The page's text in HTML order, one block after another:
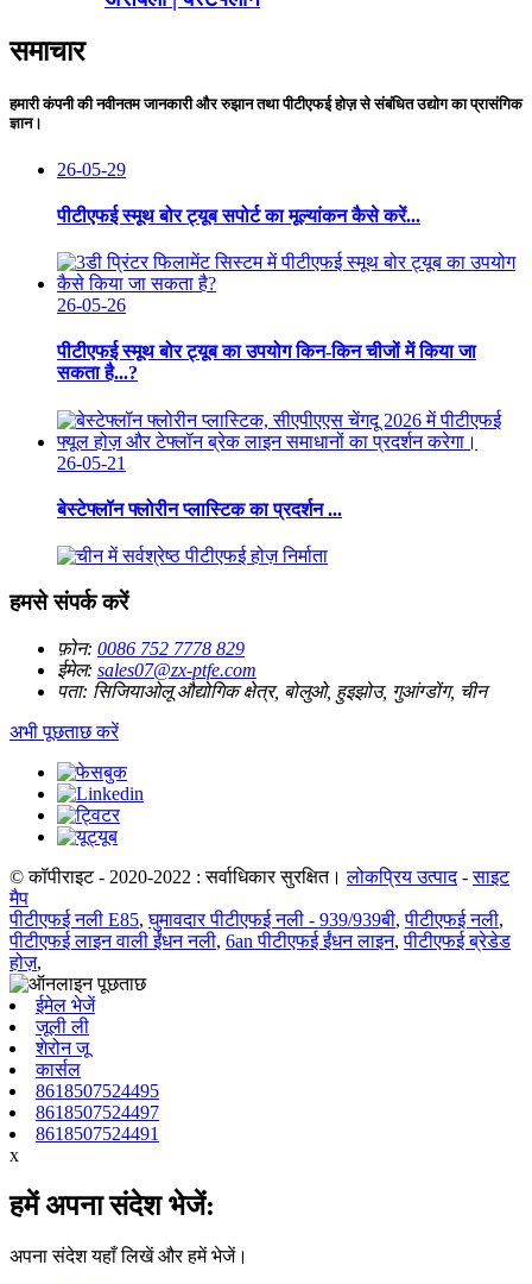
समाचार
हमारी कंपनी की नवीनतम जानकारी और रुझान तथा पीटीएफई होज़ से संबंधित उद्योग का प्रासंगिक
ज्ञान।
26-05-29
पीटीएफई स्मूथ बोर ट्यूब सपोर्ट का मूल्यांकन कैसे करें...
26-05-26
पीटीएफई स्मूथ बोर ट्यूब का उपयोग किन-किन चीजों में किया जा
सकता है...?
26-05-21
बेस्टेफ्लॉन फ्लोरीन प्लास्टिक का प्रदर्शन ...
हमसे संपर्क करें
फ़ोन: 0086 752 7778 829
ईमेल: sales07@zx-ptfe.com
पता: सिजियाओलू औद्योगिक क्षेत्र, बोलुओ, हुइझोउ, गुआंग्डोंग, चीन
अभी पूछताछ करें
© कॉपीराइट - 2020-2022 : सर्वाधिकार सुरक्षित। लोकप्रिय उत्पाद-साइट
मैप
पीटीएफई नली E85,घुमावदार पीटीएफई नली - 939/939बी,पीटीएफई नली,
पीटीएफई लाइन वाली ईंधन नली, 6an पीटीएफई ईंधन लाइन,पीटीएफई ब्रेडेड
होज़,
ईमेल भेजें
जूली ली
शेरोन जू
कार्सल
8618507524495
8618507524497
8618507524491
x
हमें अपना संदेश भेजें:
अपना संदेश यहाँ लिखें और हमें भेजें।